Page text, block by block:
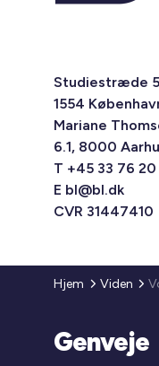
Studiestræde
1554
Mariane
6.1, 8000
T +45 33 76
E bl@bl.dk
CVR 31447410
Hjem Viden
Genveje